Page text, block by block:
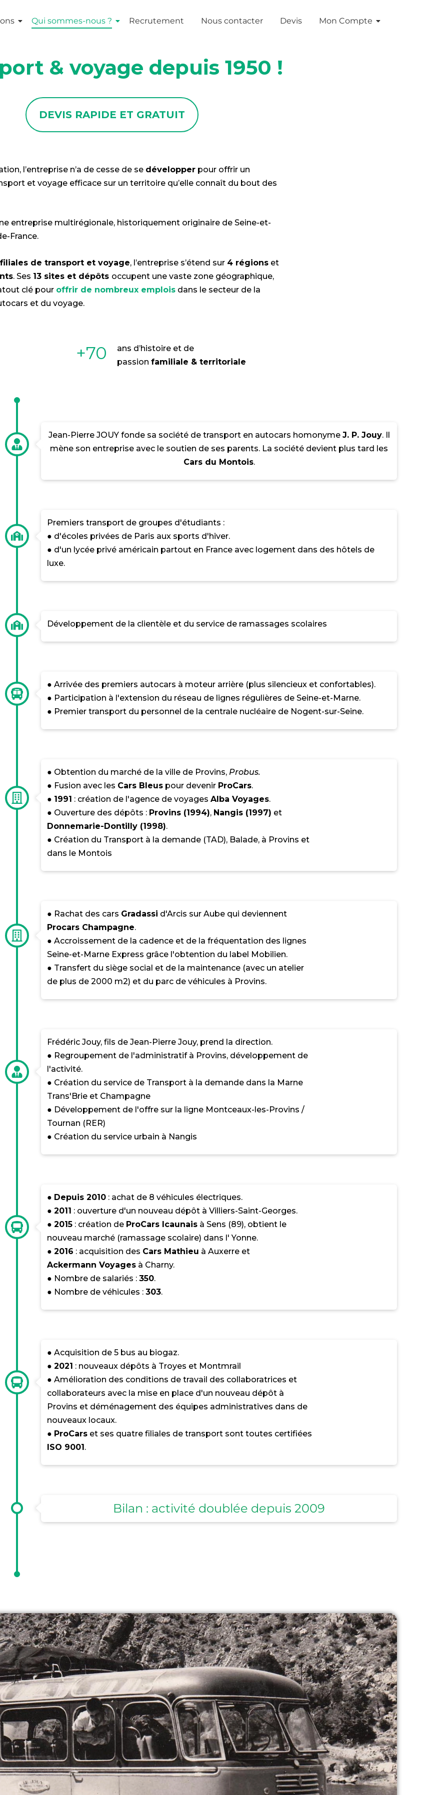
Qui sommes-nous ? Recrutement Nous contacter Devis Mon Compte
& voyage depuis 1950 !
DEVIS RAPIDE ET GRATUIT
l’entreprise n’a de cesse de se développer pour offrir un
et voyage efficace sur un territoire qu’elle connaît du bout des
entreprise multirégionale, historiquement originaire de Seine-et-
France.
de transport et voyage, l’entreprise s’étend sur 4 régions et
. Ses 13 sites et dépôts occupent une vaste zone géographique,
clé pour offrir de nombreux emplois dans le secteur de la
et du voyage.
+70
ans d’histoire et de
passion familiale & territoriale
Jean-Pierre JOUY fonde sa société de transport en autocars homonyme J. P. Jouy. Il
mène son entreprise avec le soutien de ses parents. La société devient plus tard les
Cars du Montois.
Premiers transport de groupes d'étudiants :
● d'écoles privées de Paris aux sports d'hiver.
● d'un lycée privé américain partout en France avec logement dans des hôtels de
luxe.
Développement de la clientèle et du service de ramassages scolaires
● Arrivée des premiers autocars à moteur arrière (plus silencieux et confortables).
● Participation à l'extension du réseau de lignes régulières de Seine-et-Marne.
● Premier transport du personnel de la centrale nucléaire de Nogent-sur-Seine.
● Obtention du marché de la ville de Provins, Probus.
● Fusion avec les Cars Bleus pour devenir ProCars.
● 1991 : création de l'agence de voyagesAlba Voyages.
● Ouverture des dépôts : Provins (1994), Nangis (1997) et
Donnemarie-Dontilly (1998).
● Création du Transport à la demande (TAD), Balade, à Provins et
dans le Montois
● Rachat des cars Gradassi d'Arcis sur Aube qui deviennent
Procars Champagne.
● Accroissement de la cadence et de la fréquentation des lignes
Seine-et-Marne Express grâce l'obtention du label Mobilien.
● Transfert du siège social et de la maintenance (avec un atelier
de plus de 2000 m2) et du parc de véhicules à Provins.
Frédéric Jouy, fils de Jean-Pierre Jouy, prend la direction.
● Regroupement de l'administratif à Provins, développement de
l'activité.
● Création du service de Transport à la demande dans la Marne
Trans'Brie et Champagne
● Développement de l'offre sur la ligne Montceaux-les-Provins /
Tournan (RER)
● Création du service urbain à Nangis
● Depuis 2010 : achat de 8 véhicules électriques.
●2011 : ouverture d'un nouveau dépôt à Villiers-Saint-Georges.
●2015 : création de ProCars Icaunais à Sens (89), obtient le
nouveau marché (ramassage scolaire) dans l' Yonne.
●2016 : acquisition des Cars Mathieu à Auxerre et
Ackermann Voyages à Charny.
● Nombre de salariés :350.
● Nombre de véhicules :303.
● Acquisition de 5 bus au biogaz.
●2021 : nouveaux dépôts à Troyes et Montmrail
● Amélioration des conditions de travail des collaboratrices et
collaborateurs avec la mise en place d'un nouveau dépôt à
Provins et déménagement des équipes administratives dans de
nouveaux locaux.
● ProCars et ses quatre filiales de transport sont toutes certifiées
ISO 9001 .
Bilan : activité doublée depuis 2009